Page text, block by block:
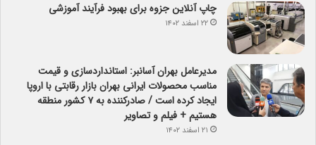
چاپ آنلاین جزوه برای بهبود فرآیند آموزشی
۲۲ اسفند ۱۴۰۲
مدیرعامل بهران آسانبر: استانداردسازی و قیمت
مناسب محصولات ایرانی بهران بازار رقابتی با اروپا
ایجاد کرده است / صادرکننده به ۷ کشور منطقه
هستیم + فیلم و تصاویر
۲۱ اسفند ۱۴۰۲